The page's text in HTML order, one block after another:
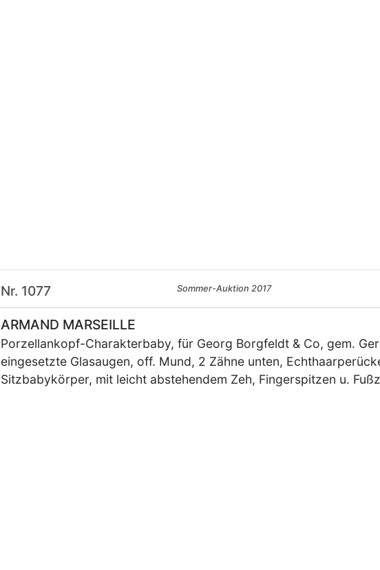
Nr. 1077 Sommer-Auktion 2017
ARMAND MARSEILLE
Porzellankopf-Charakterbaby, für Georg Borgfeldt & Co, gem.
eingesetzte Glasaugen, off. Mund, 2 Zähne unten,
Sitzbabykörper, mit leicht abstehendem Zeh, Fingerspitzen u.